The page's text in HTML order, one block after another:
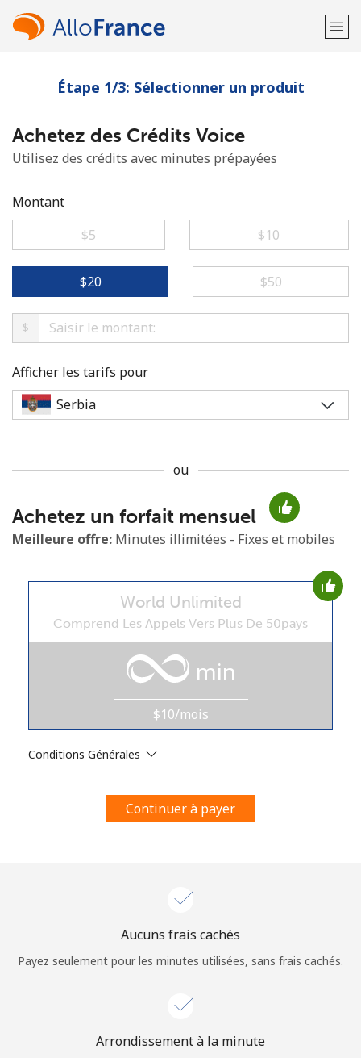
Bienvenue!
Vous avez déjà un compte?Connectez-vous →
Aucun mot de passe créé
8 caractères minimum
Une lettre majuscule et une lettre minuscule
En créant un compte sur ce site, j'accepte les présentes
Rappel du mot de passe →
Étape 1/3: Sélectionner un produit
Achetez des Crédits Voice
Utilisez des crédits avec minutes prépayées
Montant
⁦$5⁩
⁦$10⁩
⁦$20⁩ ⁦$50⁩
$
Afficher les tarifs pour
ou
Achetez un forfait mensuel
Meilleure offre: Minutes illimitées - Fixes et mobiles
World Unlimited
Comprend Les Appels Vers Plus De 50pays
min
$10/mois
Conditions Générales
Continuer à payer
Aucuns frais cachés
Payez seulement pour les minutes utilisées, sans frais cachés.
Arrondissement à la minute